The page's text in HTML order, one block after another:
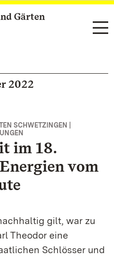
Gärten
2022
SCHWETZINGEN |
im 18.
vom
gilt, war zu
Theodor eine
Schlösser und